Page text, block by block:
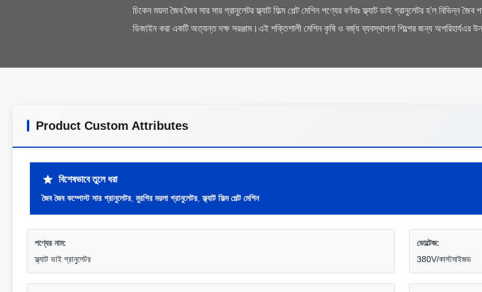
চিকেন ময়দা জৈব জৈব সার সার গ্রানুলেটর ফ্ল্যাট ফিল্ম পেল্ট মেশিন পণ্যের বর্ণনাঃ ফ্ল্যাট ডাই গ্রানুলেটর হ'ল বিভিন্ন
Product Custom Attributes
বিশেষভাবে তুলে ধরা
জৈব জৈব কম্পোস্ট সার গ্রানুলেটর, মুরগির ময়লা গ্রানুলেটর,ফ্ল্যাট ফিল্ম পেল্ট মেশিন
পণ্যের নাম:
ফ্ল্যাট ডাই গ্রানুলেটর
ভোল্টেজ:
380V/কাস্টমাইজড